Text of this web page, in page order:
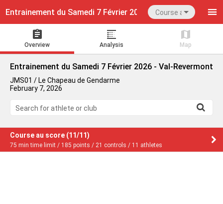
Entrainement du Samedi 7 Février 2026 - Val-Revermont
Course au score
Overview Analysis Map
Entrainement du Samedi 7 Février 2026 - Val-Revermont
JMS01 / Le Chapeau de Gendarme
February 7, 2026
Search for athlete or club
Course au score (11/11)
75 min time limit / 185 points / 21 controls / 11 athletes